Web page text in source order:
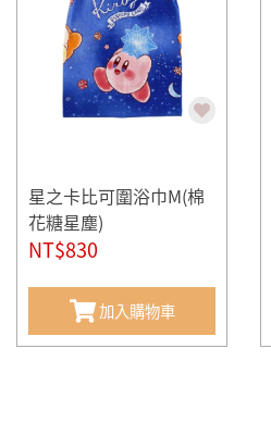
星之卡比可圍浴巾M(棉
花糖星塵)
NT$830
加入購物車